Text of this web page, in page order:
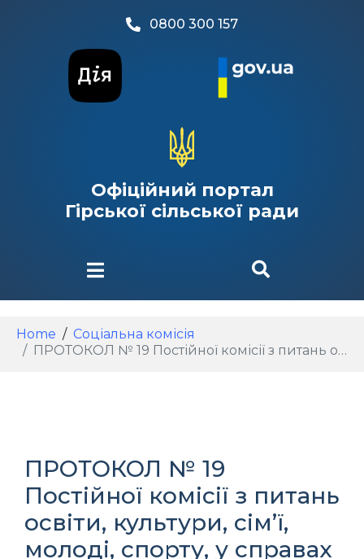
0800 300 157
Офіційний портал
Гірської сільської ради
Home
Соціальна комісія
ПРОТОКОЛ № 19 Постійної комісії з питань освіти, культури, сім’ї, молоді, спорту, у справах релігії, соціального захисту населення та охорони здоров’я Гірської сільської ради від 21.10.2025
ПРОТОКОЛ № 19
Постійної комісії з питань
освіти, культури, сім’ї,
молоді, спорту, у справах